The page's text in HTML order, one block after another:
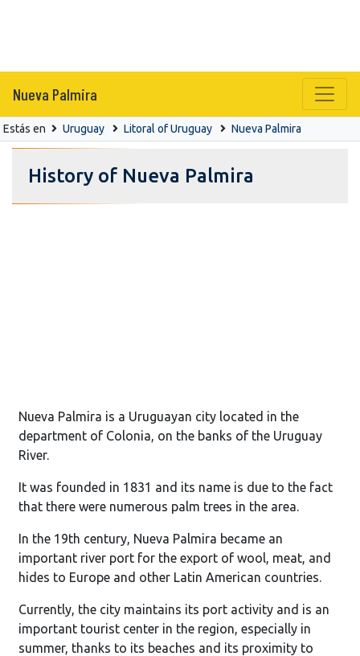
Nueva Palmira
Estás en Uruguay Litoral of Uruguay Nueva Palmira
History of Nueva Palmira
Nueva Palmira is a Uruguayan city located in the
department of Colonia, on the banks of the Uruguay
River.
It was founded in 1831 and its name is due to the fact
that there were numerous palm trees in the area.
In the 19th century, Nueva Palmira became an
important river port for the export of wool, meat, and
hides to Europe and other Latin American countries.
Currently, the city maintains its port activity and is an
important tourist center in the region, especially in
summer, thanks to its beaches and its proximity to